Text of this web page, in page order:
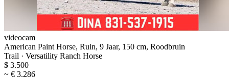
videocam
American Paint Horse, Ruin, 9 Jaar, 150 cm, Roodbruin
Trail · Versatility Ranch Horse
$ 3.500
~ € 3.286